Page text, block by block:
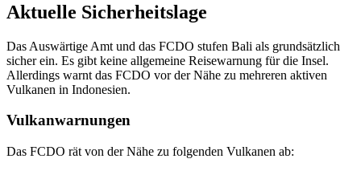
Aktuelle Sicherheitslage
Das Auswärtige Amt und das FCDO stufen Bali als grundsätzlich
sicher ein. Es gibt keine allgemeine Reisewarnung für die Insel.
Allerdings warnt das FCDO vor der Nähe zu mehreren aktiven
Vulkanen in Indonesien.
Vulkanwarnungen
Das FCDO rät von der Nähe zu folgenden Vulkanen ab: